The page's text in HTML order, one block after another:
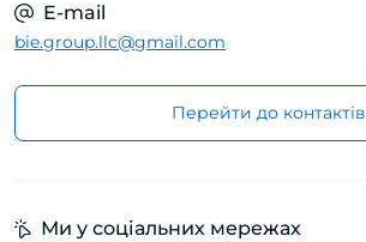
E-mail
bie.group.llc@gmail.com
Перейти до контактів
Ми у соціальних мережах